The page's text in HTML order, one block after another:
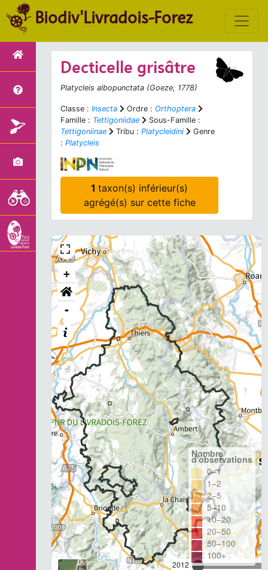
Biodiv'Livradois-Forez
Decticelle grisâtre
Platycleis albopunctata (Goeze, 1778)
Classe : Insecta Ordre : Orthoptera
Famille : Tettigoniidae
Sous-Famille :
Tettigoniinae
Tribu : Platycleidini
Genre
: Platycleis
1taxon(s) inférieur(s)
agrégé(s) sur cette fiche
+
-
2012
Nombre
d'observations
0–1
1–2
2–5
5–10
10–20
20–50
50–100
100+